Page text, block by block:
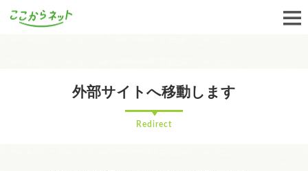
外部サイトへ移動します
Redirect